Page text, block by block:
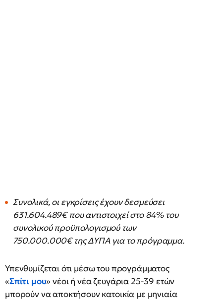
Συνολικά, οι εγκρίσεις έχουν δεσμεύσει
631.604.489€ που αντιστοιχεί στο 84% του
συνολικού προϋπολογισμού των
750.000.000€ της ΔΥΠΑ για το πρόγραμμα.
Υπενθυμίζεται ότι μέσω του προγράμματος
«Σπίτι μου» νέοι ή νέα ζευγάρια 25-39 ετών
μπορούν να αποκτήσουν κατοικία με μηνιαία